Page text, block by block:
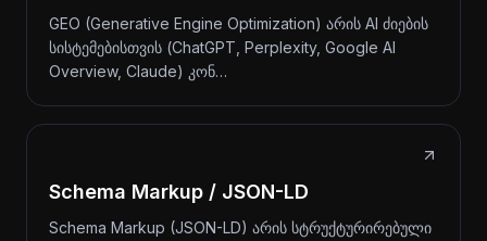
GEO (Generative Engine Optimization) არის AI ძიების
სისტემებისთვის (ChatGPT, Perplexity, Google AI
Overview, Claude) კონ…
Schema Markup / JSON-LD
Schema Markup (JSON-LD) არის სტრუქტურირებული